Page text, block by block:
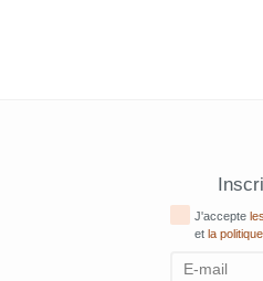
J'accepte
etla